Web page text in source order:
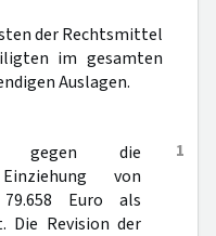
der Rechtsmittel
im gesamten
Auslagen.
1
gegen die
von
Euro als
Die Revision der